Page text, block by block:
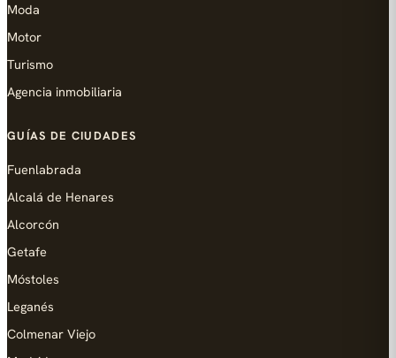
Moda
Motor
Turismo
Agencia inmobiliaria
GUÍAS DE CIUDADES
Fuenlabrada
Alcalá de Henares
Alcorcón
Getafe
Móstoles
Leganés
Colmenar Viejo